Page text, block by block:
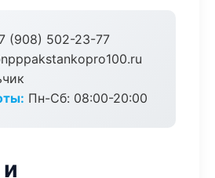
(908) 502-23-77
Пн-Сб: 08:00-20:00